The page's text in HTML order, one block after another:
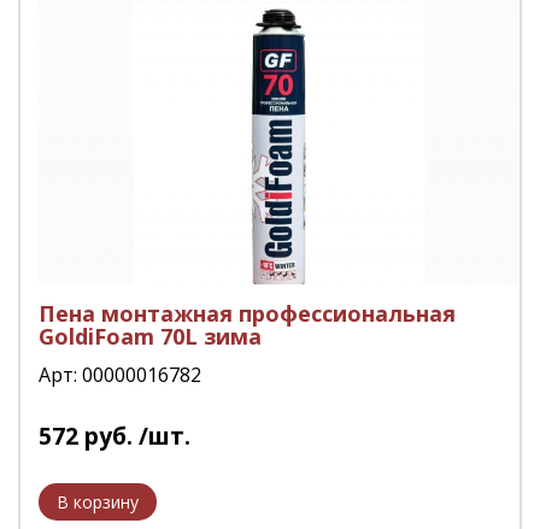
Пена монтажная профессиональная
GoldiFoam 70L зима
Арт: 00000016782
572 руб. /шт.